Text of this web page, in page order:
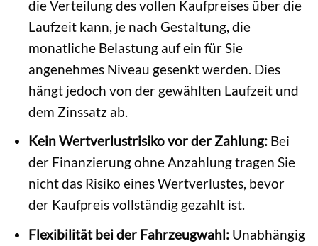
die Verteilung des vollen Kaufpreises über die
Laufzeit kann, je nach Gestaltung, die
monatliche Belastung auf ein für Sie
angenehmes Niveau gesenkt werden. Dies
hängt jedoch von der gewählten Laufzeit und
dem Zinssatz ab.
Kein Wertverlustrisiko vor der Zahlung:Bei
der Finanzierung ohne Anzahlung tragen Sie
nicht das Risiko eines Wertverlustes, bevor
der Kaufpreis vollständig gezahlt ist.
Flexibilität bei der Fahrzeugwahl:Unabhängig